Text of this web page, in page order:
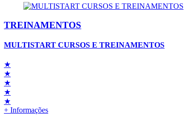
TREINAMENTOS
MULTISTART CURSOS E TREINAMENTOS
★
★
★
★
★
+ Informações